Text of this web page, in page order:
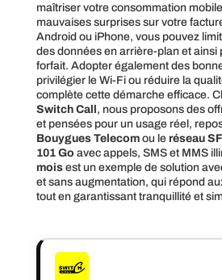
maîtriser votre consommation
mauvaises surprises sur votre
Android ou iPhone, vous pouvez
des données en arrière-plan et ainsi
forfait. Adopter également des
privilégier le Wi-Fi ou réduire la
complète cette démarche efficace.
Switch Call, nous proposons des
et pensées pour un usage réel,
Bouygues Telecomou le réseau
101 Go avec appels, SMS et MMS
moisest un exemple de solution
et sans augmentation, qui répond
tout en garantissant tranquillité et